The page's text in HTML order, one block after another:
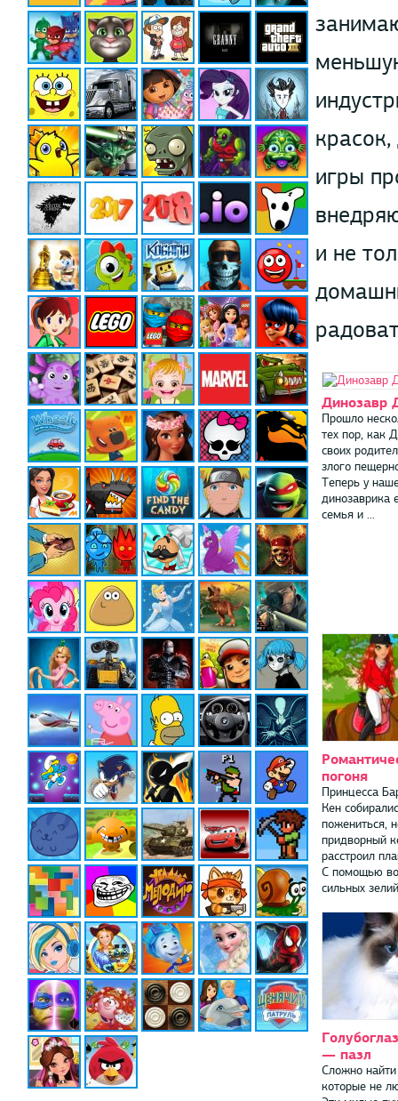
игры
и не
Динозавр
Прошло
тех пор, как
своих
злого
Теперь у
динозаврика
семья и ...
погоня
Принцесса
Кен
пожениться,
придворный
расстроил
С помощью
сильных
— пазл
Сложно
которые не